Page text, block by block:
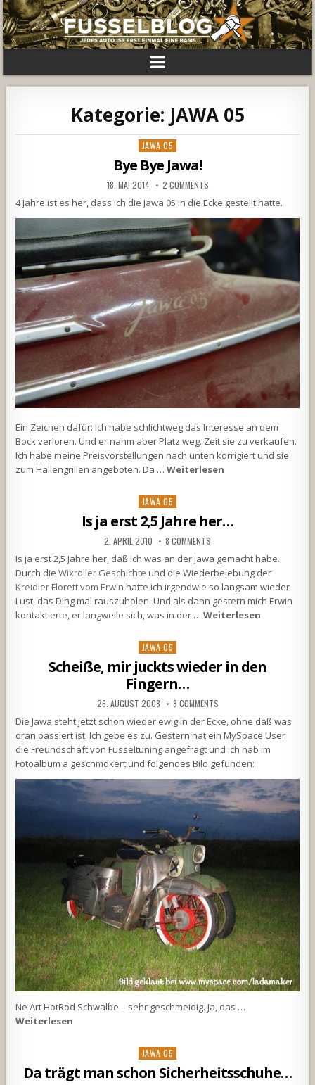
Kategorie: JAWA 05
Posted
in
JAWA 05
Bye Bye Jawa!
18. MAI 2014 2 COMMENTS
4 Jahre ist es her, dass ich die Jawa 05 in die Ecke gestellt hatte.
Ein Zeichen dafür: Ich habe schlichtweg das Interesse an dem
Bock verloren. Und er nahm aber Platz weg. Zeit sie zu verkaufen.
Ich habe meine Preisvorstellungen nach unten korrigiert und sie
zum Hallengrillen angeboten. Da …Weiterlesen
Posted
in
JAWA 05
Is ja erst 2,5 Jahre her…
2. APRIL 2010 8 COMMENTS
Is ja erst 2,5 Jahre her, daß ich was an der Jawa gemacht habe.
Durch dieWixroller Geschichte und die Wiederbelebung der
Kreidler Florett vom Erwin hatte ich irgendwie so langsam wieder
Lust, das Ding mal rauszuholen. Und als dann gestern mich Erwin
kontaktierte, er langweile sich, was in der …Weiterlesen
Posted
JAWA 05
Scheiße, mir juckts wieder in den
Fingern…
26. AUGUST 2008 8 COMMENTS
Die Jawa steht jetzt schon wieder ewig in der Ecke, ohne daß was
dran passiert ist. Ich gebe es zu. Gestern hat ein MySpace User
die Freundschaft von Fusseltuning angefragt und ich hab im
Fotoalbum a geschmökert und folgendes Bild gefunden:
Ne Art HotRod Schwalbe – sehr geschmeidig. Ja, das …
Weiterlesen
Posted
JAWA 05
Da trägt man schon Sicherheitsschuhe…